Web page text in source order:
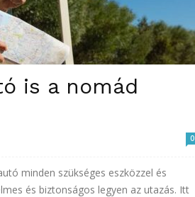
is a nomád
0
minden szükséges eszközzel és
és biztonságos legyen az utazás. Itt